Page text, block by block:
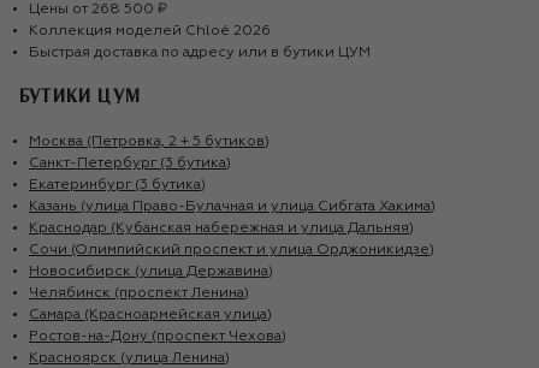
Цены от 268 500 ₽
Коллекция моделей Chloé 2026
Быстрая доставка по адресу или в бутики ЦУМ
БУТИКИ ЦУМ
Москва (Петровка, 2 + 5 бутиков)
Санкт-Петербург (3 бутика)
Екатеринбург (3 бутика)
Казань (улица Право-Булачная и улица Сибгата Хакима)
Краснодар (Кубанская набережная и улица Дальняя)
Сочи (Олимпийский проспект и улица Орджоникидзе)
Новосибирск (улица Державина)
Челябинск (проспект Ленина)
Самара (Красноармейская улица)
Ростов-на-Дону (проспект Чехова)
Красноярск (улица Ленина)